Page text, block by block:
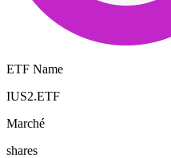
ETF Name
IUS2.ETF
Marché
shares